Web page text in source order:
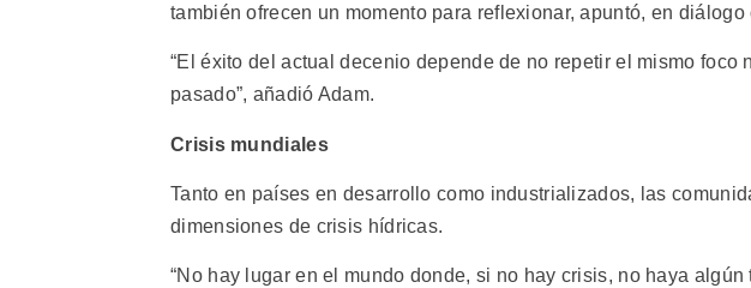
también ofrecen un momento para reflexionar, apuntó, en diálogo
“El éxito del actual decenio depende de no repetir el mismo foco
pasado”, añadió Adam.
Crisis mundiales
Tanto en países en desarrollo como industrializados, las
dimensiones de crisis hídricas.
“No hay lugar en el mundo donde, si no hay crisis, no haya